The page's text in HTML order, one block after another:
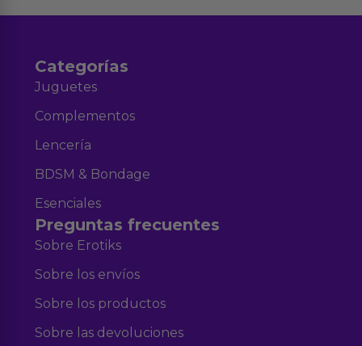
Categorías
Juguetes
Complementos
Lencería
BDSM & Bondage
Esenciales
Preguntas frecuentes
Sobre Erotiks
Sobre los envíos
Sobre los productos
Sobre las devoluciones